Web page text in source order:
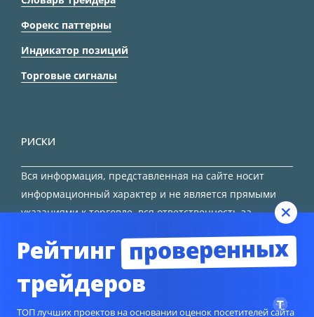
Форекс паттерны
Индикатор позиций
Торговые сигналы
РИСКИ
Вся информация, представленная на сайте носит
информационный характер и не является прямыми
указаниями к торговле, вся ответственность за
Рейтинг проверенных
трейдеров
ТОП лучших проектов на основании оценок посетителей сайта